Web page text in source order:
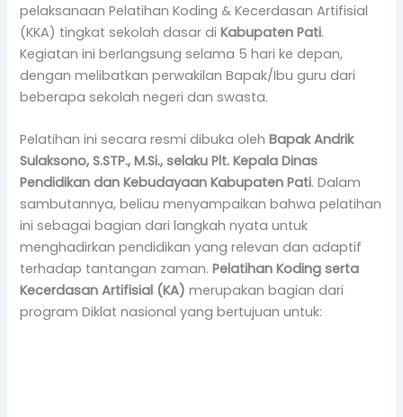
pelaksanaan Pelatihan Koding & Kecerdasan Artifisial
(KKA) tingkat sekolah dasar diKabupaten Pati.
Kegiatan ini berlangsung selama 5 hari ke depan,
dengan melibatkan perwakilan Bapak/Ibu guru dari
beberapa sekolah negeri dan swasta.
Pelatihan ini secara resmi dibuka olehBapak Andrik
Sulaksono, S.STP., M.Si., selaku Plt. Kepala Dinas
Pendidikan dan Kebudayaan Kabupaten Pati. Dalam
sambutannya, beliau menyampaikan bahwa pelatihan
ini sebagai bagian dari langkah nyata untuk
menghadirkan pendidikan yang relevan dan adaptif
terhadap tantangan zaman.Pelatihan Koding serta
Kecerdasan Artifisial (KA)merupakan bagian dari
program Diklat nasional yang bertujuan untuk: